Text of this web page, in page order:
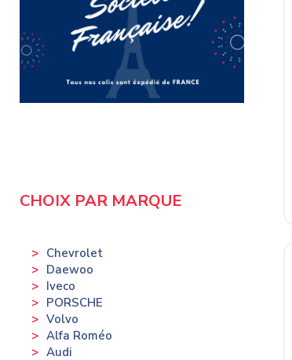
CHOIX PAR MARQUE
Chevrolet
Daewoo
Iveco
PORSCHE
Volvo
Alfa Roméo
Audi